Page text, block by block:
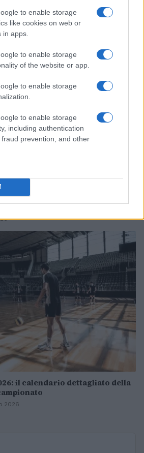
to enable storage
like cookies on web or
apps.
to enable storage
of the website or app.
to enable storage
to enable storage
including authentication
prevention, and other
è ufficiale, dettagli sul
guida completa per seguire
il calendario dettagliato della
2026